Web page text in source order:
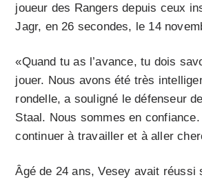
joueur des Rangers depuis ceux
Jagr, en 26 secondes, le 14
«Quand tu as l’avance, tu dois
jouer. Nous avons été très
rondelle, a souligné le défenseur
Staal. Nous sommes en
continuer à travailler et à aller
Âgé de 24 ans, Vesey avait réussi